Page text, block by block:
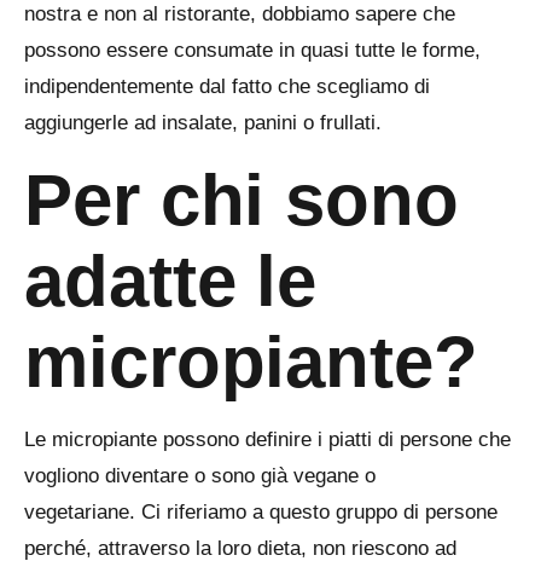
nostra e non al ristorante, dobbiamo sapere che
possono essere consumate in quasi tutte le forme,
indipendentemente dal fatto che scegliamo di
aggiungerle ad insalate, panini o frullati.
Per chi sono
adatte le
micropiante?
Le micropiante possono definire i piatti di persone che
vogliono diventare o sono già vegane o
vegetariane. Ci riferiamo a questo gruppo di persone
perché, attraverso la loro dieta, non riescono ad